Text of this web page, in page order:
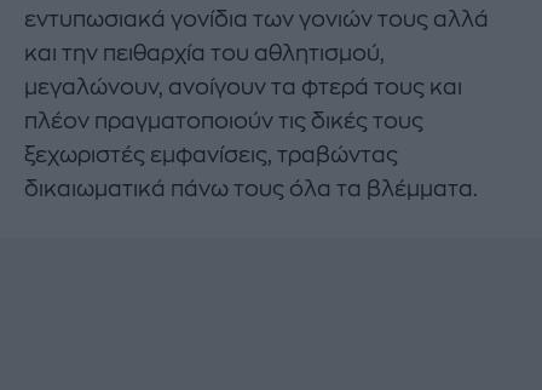
εντυπωσιακά γονίδια των γονιών τους αλλά
και την πειθαρχία του αθλητισμού,
μεγαλώνουν, ανοίγουν τα φτερά τους και
πλέον πραγματοποιούν τις δικές τους
ξεχωριστές εμφανίσεις, τραβώντας
δικαιωματικά πάνω τους όλα τα βλέμματα.